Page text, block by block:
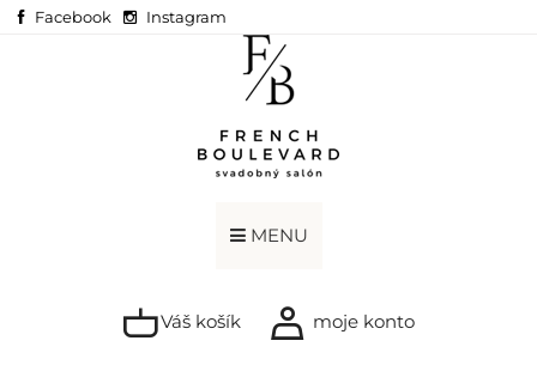
Facebook Instagram
MENU
Váš košík moje konto